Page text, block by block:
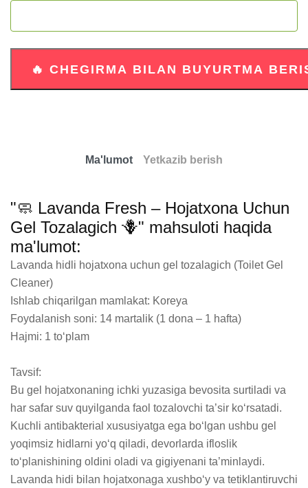
Ma'lumot Yetkazib berish
"🧼 Lavanda Fresh – Hojatxona Uchun
Gel Tozalagich 🪻" mahsuloti haqida
ma'lumot:
Lavanda hidli hojatxona uchun gel tozalagich (Toilet Gel
Cleaner)
Ishlab chiqarilgan mamlakat: Koreya
Foydalanish soni: 14 martalik (1 dona – 1 hafta)
Hajmi: 1 to‘plam
Tavsif:
Bu gel hojatxonaning ichki yuzasiga bevosita surtiladi va
har safar suv quyilganda faol tozalovchi ta’sir ko‘rsatadi.
Kuchli antibakterial xususiyatga ega bo‘lgan ushbu gel
yoqimsiz hidlarni yo‘q qiladi, devorlarda ifloslik
to‘planishining oldini oladi va gigiyenani ta’minlaydi.
Lavanda hidi bilan hojatxonaga xushbo‘y va tetiklantiruvchi